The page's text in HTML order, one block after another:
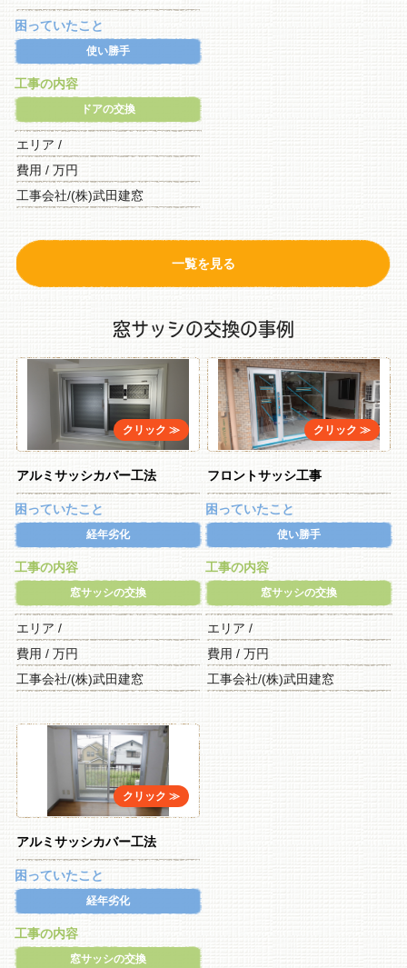
困っていたこと
使い勝手
工事の内容
ドアの交換
エリア /
費用 / 万円
工事会社/(株)武田建窓
一覧を見る
窓サッシの交換の事例
アルミサッシカバー工法
困っていたこと
経年劣化
工事の内容
窓サッシの交換
エリア /
費用 / 万円
工事会社/(株)武田建窓
フロントサッシ工事
困っていたこと
使い勝手
工事の内容
窓サッシの交換
エリア /
費用 / 万円
工事会社/(株)武田建窓
アルミサッシカバー工法
困っていたこと
経年劣化
工事の内容
窓サッシの交換